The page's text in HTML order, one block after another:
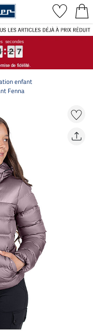
2
2
2
2 6
6
6
6
enfant
Fenna